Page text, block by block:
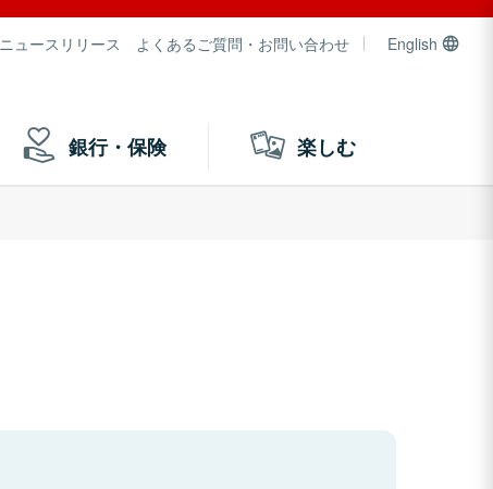
ニュースリリース よくあるご質問・お問い合わせ English
銀行・保険 楽しむ